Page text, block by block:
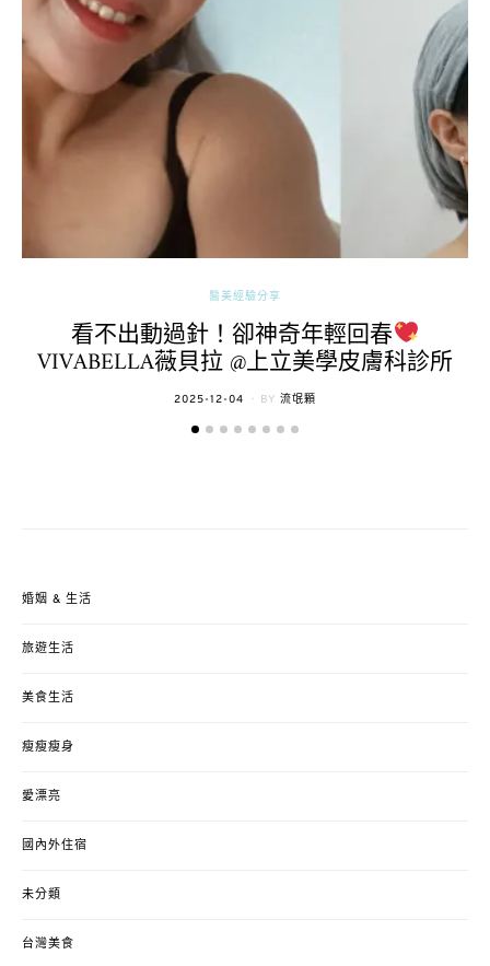
醫美經驗分享
看不出動過針！卻神奇年輕回春
VIVABELLA薇貝拉 @上立美學皮膚科診所
POSTED
2025-12-04 BY 流氓顆
婚姻 & 生活
旅遊生活
美食生活
瘦瘦瘦身
愛漂亮
國內外住宿
未分類
台灣美食